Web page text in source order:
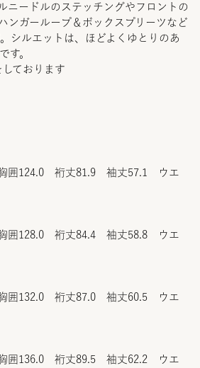
ニードルのステッチングやフロントの
ンガーループ＆ボックスプリーツなど
シルエットは、ほどよくゆとりのあ
す。
ております
囲124.0 裄丈81.9 袖丈57.1 ウエ
囲128.0 裄丈84.4 袖丈58.8 ウエ
囲132.0 裄丈87.0 袖丈60.5 ウエ
囲136.0 裄丈89.5 袖丈62.2 ウエ